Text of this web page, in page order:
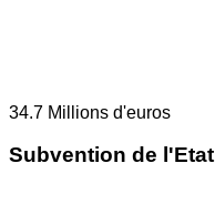
34.7 Millions d'euros
Subvention de l'Etat